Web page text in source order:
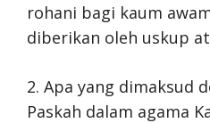
rohani bagi kaum
diberikan oleh uskup
2. Apa yang dimaksud
Paskah dalam agama